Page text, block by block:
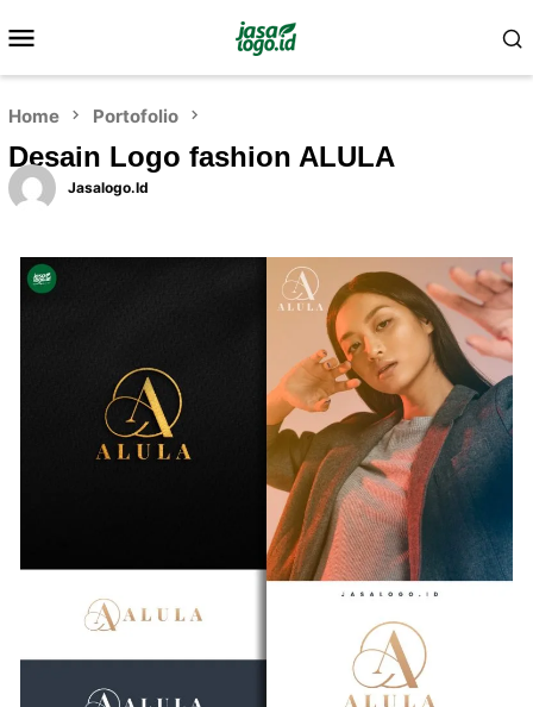
Home Portofolio
Desain Logo fashion ALULA
Jasalogo.id